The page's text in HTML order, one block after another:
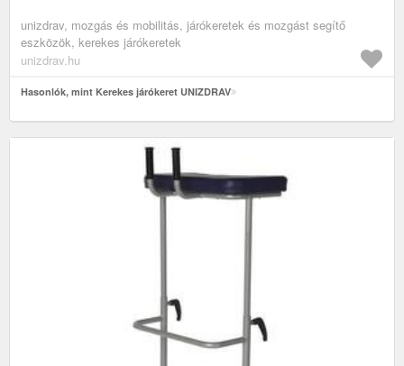
unizdrav, mozgás és mobilitás, járókeretek és mozgást segítő
eszközök, kerekes járókeretek
unizdrav.hu
Hasonlók, mint Kerekes járókeret UNIZDRAV